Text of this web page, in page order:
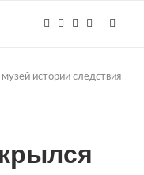
истории следствия